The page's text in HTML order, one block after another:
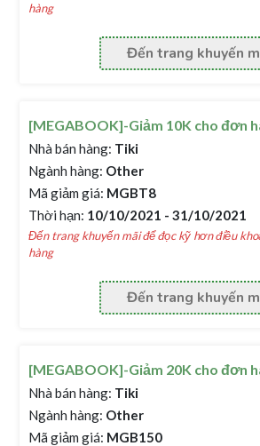
hàng
Đến trang khuyến
[MEGABOOK]-Giảm 10K cho đơn
Nhà bán hàng: Tiki
Ngành hàng: Other
Mã giảm giá: MGBT8
Thời hạn: 10/10/2021 - 31/10/2021
Đến trang khuyến mãi để đọc kỹ hơn điều
hàng
Đến trang khuyến
[MEGABOOK]-Giảm 20K cho đơn
Nhà bán hàng: Tiki
Ngành hàng: Other
Mã giảm giá: MGB150